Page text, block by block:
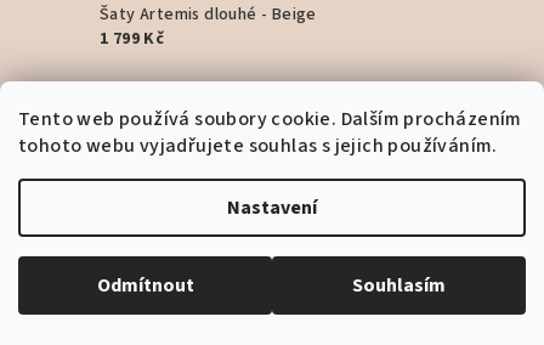
Tento web používá soubory cookie. Dalším procházením
tohoto webu vyjadřujete souhlas s jejich používáním.
Nastavení
Odmítnout Souhlasím
Šaty Artemis dlouhé - Beige
1 799 Kč
1 799 Kč
Šaty Artemis dlouhé - Black
Šaty Artemis krátké - Turquoise
1 499 Kč